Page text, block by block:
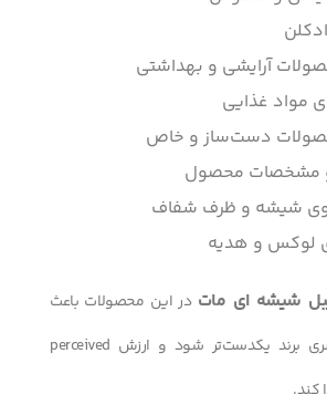
آرایشی و بهداشتی
مواد غذایی
دست‌ساز و خاص
و مشخصات محصول
شیشه و ظرف شفاف
لوکس و هدیه
شیشه ای مات در این محصولات باعث
می‌شود هویت بصری برند یکدست‌تر شود و ارزش perceived
کند.